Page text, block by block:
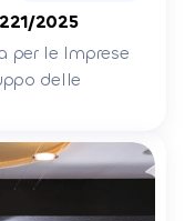
2025
per le Imprese
delle